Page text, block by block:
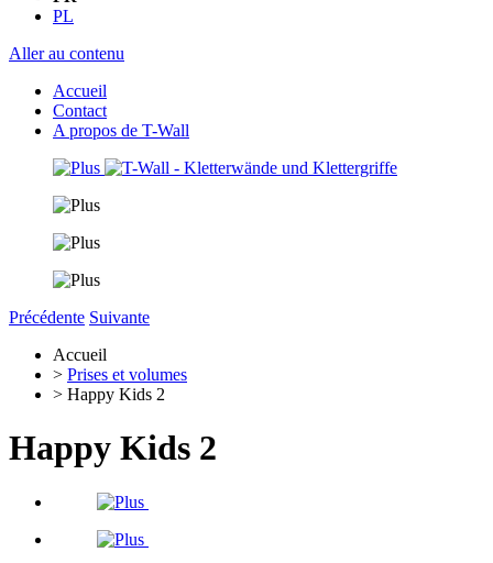
PL
Aller au contenu
Accueil
Contact
A propos de T-Wall
Précédente Suivante
Accueil
> Prises et volumes
> Happy Kids 2
Happy Kids 2